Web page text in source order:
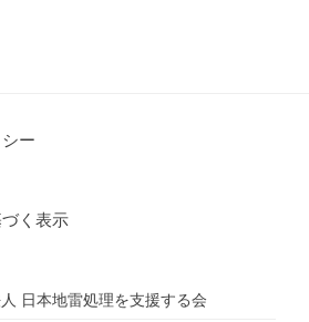
ー
く表示
日本地雷処理を支援する会